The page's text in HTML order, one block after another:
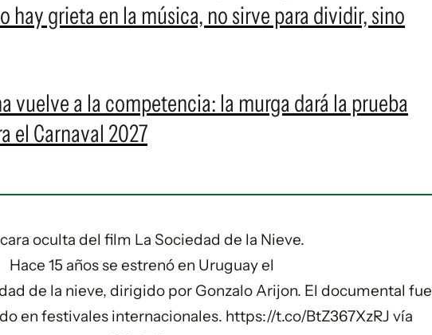
hay grieta en la música, no sirve para dividir, sino
vuelve a la competencia: la murga dará la prueba
el Carnaval 2027
oculta del film La Sociedad de la Nieve.
Hace 15 años se estrenó en Uruguay el
de la nieve, dirigido por Gonzalo Arijon. El documental fue
en festivales internacionales. https://t.co/BtZ367XzRJ vía